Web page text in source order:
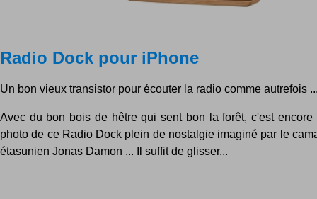
Radio Dock pour iPhone
Un bon vieux transistor pour écouter la radio comme autrefois
Avec du bon bois de hêtre qui sent bon la forêt, c'est encore
photo de ce Radio Dock plein de nostalgie imaginé par le
étasunien Jonas Damon ... Il suffit de glisser...